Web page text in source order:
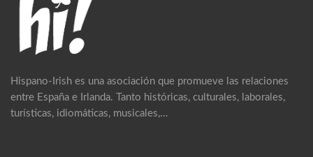
Hispano-Irish es una asociación que promueve las relaciones
entre España e Irlanda. Tanto históricas, culturales, laborales,
turísticas, idiomáticas, musicales,…